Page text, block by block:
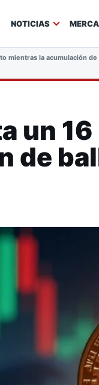
NOTICIAS
mientras la acumulación
un
de